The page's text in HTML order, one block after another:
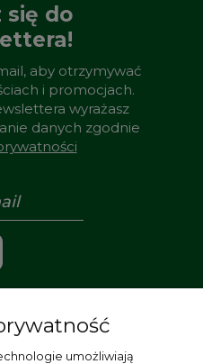
się do
aby otrzymywać
i promocjach.
wyrażasz
danych zgodnie
umożliwiają